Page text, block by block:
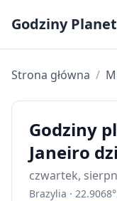
Godziny
Strona główna /
Godziny
Janeiro
czwartek,
Brazylia · 22.9068°